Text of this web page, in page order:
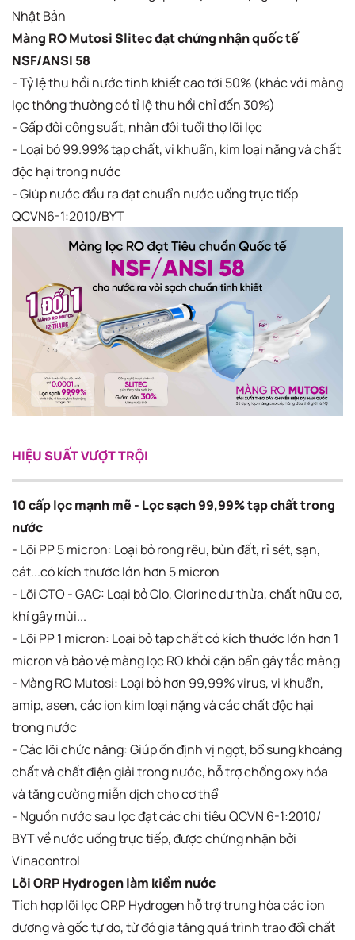
Nhật Bản
Màng RO Mutosi Slitec đạt chứng nhận quốc tế
NSF/ANSI 58
- Tỷ lệ thu hồi nước tinh khiết cao tới 50% (khác với màng
lọc thông thường có tỉ lệ thu hồi chỉ đến 30%​)
- Gấp đôi công suất, nhân đôi tuổi thọ lõi lọc
- Loại bỏ 99.99% tạp chất, vi khuẩn, kim loại nặng và chất
độc hại trong nước ​
- ​Giúp nước đầu ra đạt chuẩn nước uống trực tiếp
QCVN6-1:2010/BYT
HIỆU SUẤT VƯỢT TRỘI
10 cấp lọc mạnh mẽ - Lọc sạch 99,99% tạp chất trong
nước
- Lõi PP 5 micron​: Loại bỏ rong rêu, bùn đất, rỉ sét, sạn,
cát...có kích thước lớn hơn 5 micron
- Lõi CTO - GAC: Loại bỏ Clo, Clorine dư thừa, chất hữu cơ,
khí gây mùi...
- Lõi PP 1 micron​: Loại bỏ tạp chất có kích thước lớn hơn 1
micron và bảo vệ màng lọc RO khỏi cặn bẩn gây tắc​ màng
- Màng RO Mutosi​: Loại bỏ hơn 99,99% virus, vi khuẩn,
amip, asen, các ion kim loại nặng và các chất độc hại
trong nước​
- Các lõi chức năng​: Giúp ổn định vị ngọt, bổ sung khoáng
chất và chất điện giải trong nước, hỗ trợ chống oxy hóa
và tăng cường miễn dịch cho cơ thể​
- Nguồn nước sau lọc đạt các chỉ tiêu QCVN 6-1:2010/
BYT về nước uống trực tiếp, được chứng nhận bởi
Vinacontrol
Lõi ORP Hydrogen làm kiềm nước
Tích hợp lõi lọc ORP Hydrogen hỗ trợ trung hòa các ion
dương và gốc tự do, từ đó gia tăng quá trình trao đổi chất